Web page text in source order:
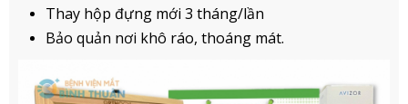
Thay hộp đựng mới 3 tháng/lần
Bảo quản nơi khô ráo, thoáng mát.